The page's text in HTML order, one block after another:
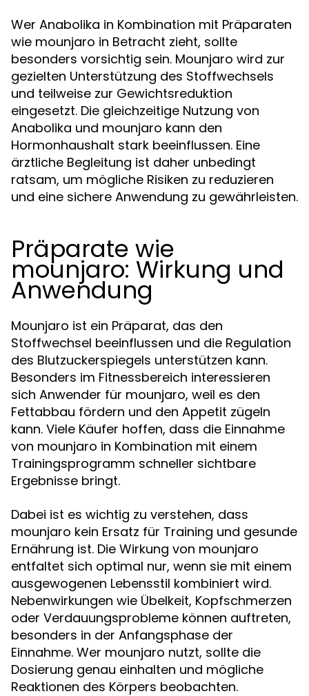
Wer Anabolika in Kombination mit Präparaten
wie mounjaro in Betracht zieht, sollte
besonders vorsichtig sein. Mounjaro wird zur
gezielten Unterstützung des Stoffwechsels
und teilweise zur Gewichtsreduktion
eingesetzt. Die gleichzeitige Nutzung von
Anabolika und mounjaro kann den
Hormonhaushalt stark beeinflussen. Eine
ärztliche Begleitung ist daher unbedingt
ratsam, um mögliche Risiken zu reduzieren
und eine sichere Anwendung zu gewährleisten.
Präparate wie
mounjaro: Wirkung und
Anwendung
Mounjaro ist ein Präparat, das den
Stoffwechsel beeinflussen und die Regulation
des Blutzuckerspiegels unterstützen kann.
Besonders im Fitnessbereich interessieren
sich Anwender für mounjaro, weil es den
Fettabbau fördern und den Appetit zügeln
kann. Viele Käufer hoffen, dass die Einnahme
von mounjaro in Kombination mit einem
Trainingsprogramm schneller sichtbare
Ergebnisse bringt.
Dabei ist es wichtig zu verstehen, dass
mounjaro kein Ersatz für Training und gesunde
Ernährung ist. Die Wirkung von mounjaro
entfaltet sich optimal nur, wenn sie mit einem
ausgewogenen Lebensstil kombiniert wird.
Nebenwirkungen wie Übelkeit, Kopfschmerzen
oder Verdauungsprobleme können auftreten,
besonders in der Anfangsphase der
Einnahme. Wer mounjaro nutzt, sollte die
Dosierung genau einhalten und mögliche
Reaktionen des Körpers beobachten.